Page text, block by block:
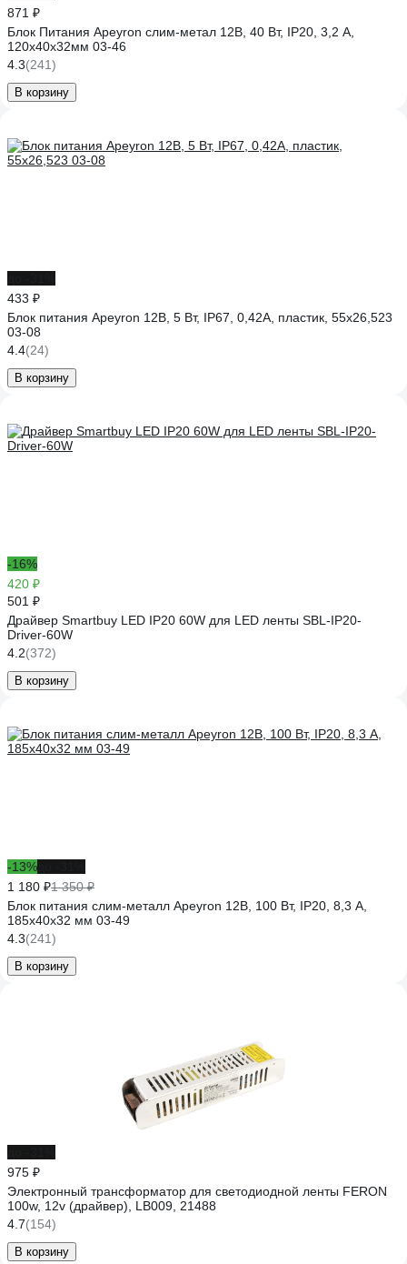
871 ₽
Блок Питания Apeyron слим-метал 12В, 40 Вт, IP20, 3,2 А,
120х40х32мм 03-46
4.3(241)
В корзину
433 ₽
Блок питания Apeyron 12В, 5 Вт, IP67, 0,42А, пластик, 55х26,523
03-08
4.4(24)
В корзину
-16%
420 ₽
501 ₽
Драйвер Smartbuy LED IP20 60W для LED ленты SBL-IP20-
Driver-60W
4.2(372)
В корзину
-13%
1 180 ₽1 350 ₽
Блок питания слим-металл Apeyron 12В, 100 Вт, IP20, 8,3 А,
185х40х32 мм 03-49
4.3(241)
В корзину
975 ₽
Электронный трансформатор для светодиодной ленты FERON
100w, 12v (драйвер), LB009, 21488
4.7(154)
В корзину